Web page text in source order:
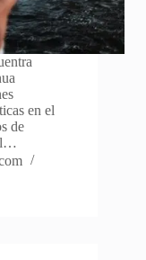
en el
de